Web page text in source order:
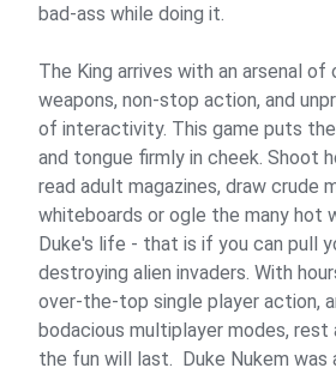
bad-ass while doing it.
The King arrives with an arsenal
weapons, non-stop action, and
of interactivity. This game puts
and tongue firmly in cheek. Shoot
read adult magazines, draw crude
whiteboards or ogle the many hot
Duke's life - that is if you can pull
destroying alien invaders. With
over-the-top single player action,
bodacious multiplayer modes, rest
the fun will last. Duke Nukem was